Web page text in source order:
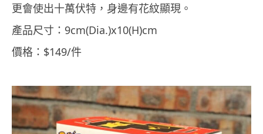
更會使出十萬伏特，身邊有花紋顯現。
產品尺寸：9cm(Dia.)x10(H)cm
價格：$149/件